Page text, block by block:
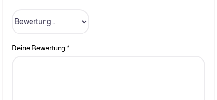
Deine Bewertung*